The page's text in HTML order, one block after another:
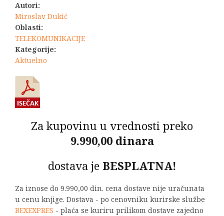
Autori:
Miroslav Dukić
Oblasti:
TELEKOMUNIKACIJE
Kategorije:
Aktuelno
Za kupovinu u vrednosti preko
9.990,00 dinara
dostava je BESPLATNA!
Za iznose do 9.990,00 din. cena dostave nije uračunata
u cenu knjige. Dostava - po cenovniku kurirske službe
BEXEXPRES - plaća se kuriru prilikom dostave zajedno